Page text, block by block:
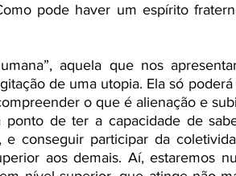
pode haver um espírito
aquela que nos
de uma utopia. Ela só
o que é alienação e
ponto de ter a capacidade de
conseguir participar da
aos demais. Aí, estaremos